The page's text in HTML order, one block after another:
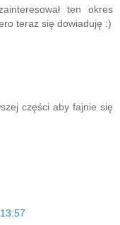
ten okres
teraz się dowiaduję :)
części aby fajnie się